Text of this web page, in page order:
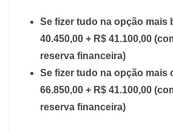
Se fizer tudo na opção mais
40.450,00 + R$ 41.100,00
reserva financeira)
Se fizer tudo na opção mais
66.850,00 + R$ 41.100,00
reserva financeira)